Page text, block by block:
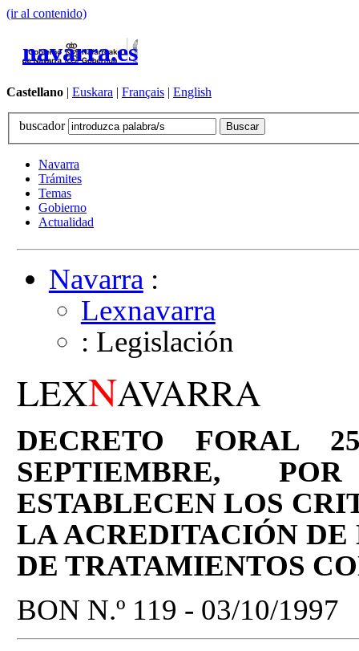
(ir al contenido)
navarra.es
Castellano | Euskara | Français | English
buscador
Navarra
Trámites
Temas
Gobierno
Actualidad
Navarra:
Lexnavarra
: Legislación
LEXNAVARRA
DECRETO FORAL
SEPTIEMBRE,
ESTABLECEN LOS
LA ACREDITACIÓN DE
DE TRATAMIENTOS
BON N.º 119 - 03/10/1997